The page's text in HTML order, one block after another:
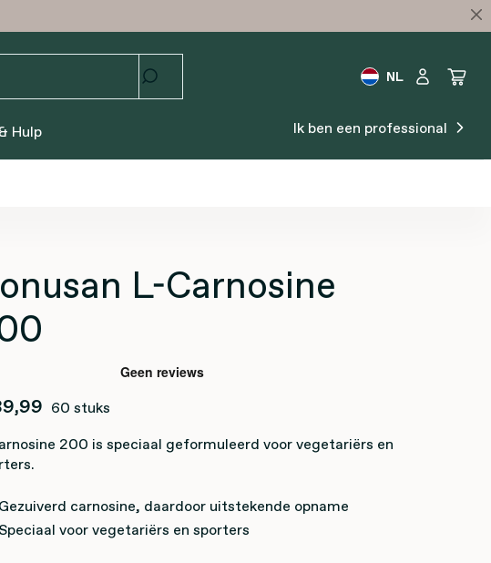
NL
Hulp Ik ben een professional
L-Carnosine
60 stuks
200 is speciaal geformuleerd voor vegetariërs en
Gezuiverd carnosine, daardoor uitstekende opname
Speciaal voor vegetariërs en sporters